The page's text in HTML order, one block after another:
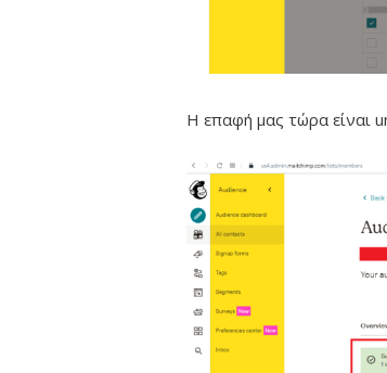
Η επαφή μας τώρα είναι